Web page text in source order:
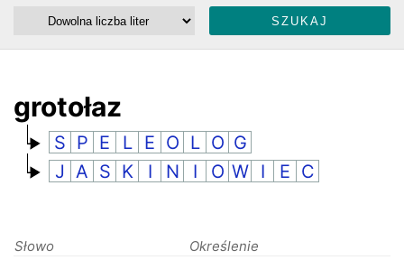
ŁAMIGŁÓWKI
grotołaz
S P E L E O L O G
J A S K I N I O W I E C
Słowo Określenie